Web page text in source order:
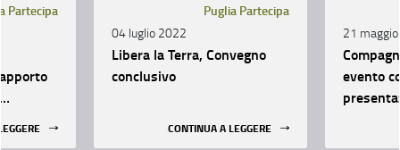
Partecipa
Puglia Partecipa
04 luglio 2022
Libera la Terra, Convegno
conclusivo
CONTINUA A LEGGERE
21
evento